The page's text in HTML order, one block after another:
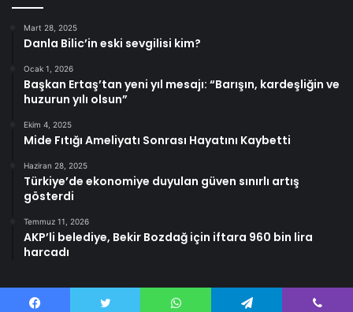
Mart 28, 2025
Danla Bilic’in eski sevgilisi kim?
Ocak 1, 2026
Başkan Ertaş’tan yeni yıl mesajı: “Barışın, kardeşliğin ve
huzurun yılı olsun”
Ekim 4, 2025
Mide Fıtığı Ameliyatı Sonrası Hayatını Kaybetti
Haziran 28, 2025
Türkiye’de ekonomiye duyulan güven sınırlı artış
gösterdi
Temmuz 11, 2026
AKP’li belediye, Bekir Bozdağ için iftara 960 bin lira
harcadı